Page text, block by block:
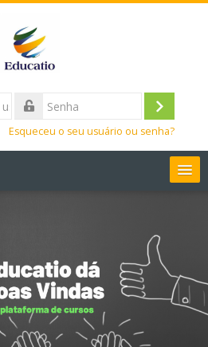
Acessar
Esqueceu o seu usuário ou senha?